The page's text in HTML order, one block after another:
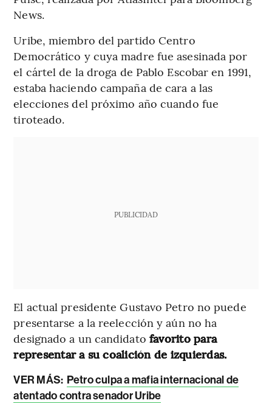
News.
Uribe, miembro del partido Centro
Democrático y cuya madre fue asesinada por
el cártel de la droga de Pablo Escobar en 1991,
estaba haciendo campaña de cara a las
elecciones del próximo año cuando fue
tiroteado.
PUBLICIDAD
El actual presidente Gustavo Petro no puede
presentarse a la reelección y aún no ha
designado a un candidato favorito para
representar a su coalición de izquierdas.
VER MÁS: Petro culpa a mafia internacional de
atentado contra senador Uribe